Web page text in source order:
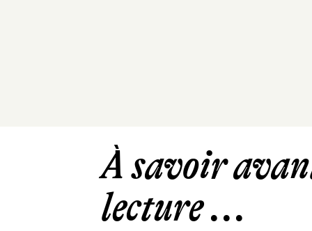
À savoir
lecture ...